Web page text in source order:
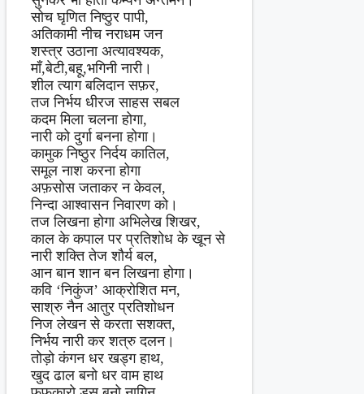
सोच घृणित निष्ठुर पापी,
अतिकामी नीच नराधम जन
शस्त्र उठाना अत्यावश्यक,
माँ,बेटी,बहू,भगिनी नारी।
शील त्याग बलिदान सफ़र,
तज निर्भय धीरज साहस सबल
कदम मिला चलना होगा,
नारी को दुर्गा बनना होगा।
कामुक निष्ठुर निर्दय कातिल,
समूल नाश करना होगा
अफ़सोस जताकर न केवल,
निन्दा आश्वासन निवारण को।
तज लिखना होगा अभिलेख शिखर,
काल के कपाल पर प्रतिशोध के खून से
नारी शक्ति तेज शौर्य बल,
आन बान शान बन लिखना होगा।
कवि ‘निकुंज’ आक्रोशित मन,
साश्रु नैन आतुर प्रतिशोधन
निज लेखन से करता सशक्त,
निर्भय नारी कर शत्रु दलन।
तोड़ो कंगन धर खड्ग हाथ,
खुद ढाल बनो धर वाम हाथ